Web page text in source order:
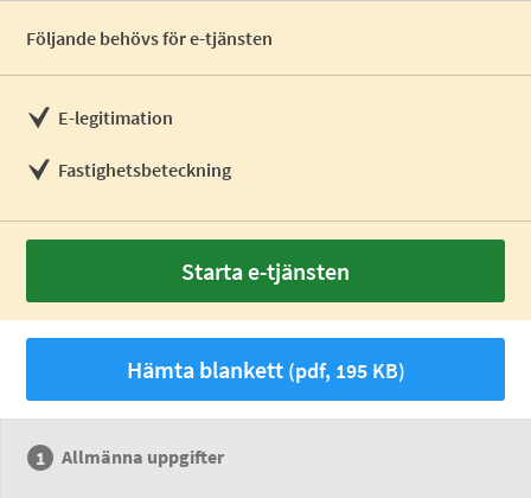
Följande behövs för e-tjänsten
E-legitimation
Fastighetsbeteckning
Starta e-tjänsten
Hämta blankett(pdf, 195 KB)
Allmänna uppgifter